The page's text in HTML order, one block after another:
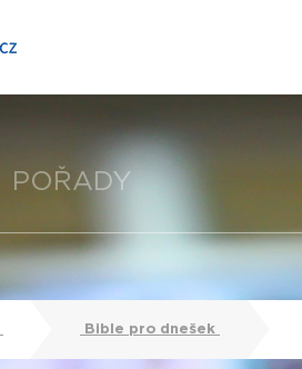
POŘADY
Bible pro dnešek